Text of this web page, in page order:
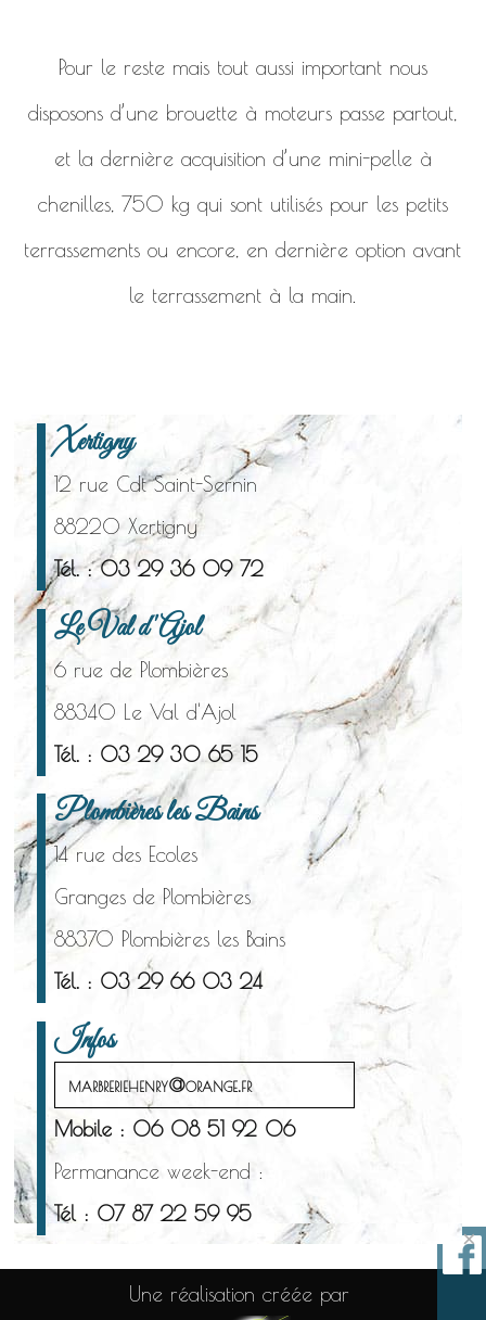
Pour le reste mais tout aussi important nous
disposons d’une brouette à moteurs passe partout,
et la dernière acquisition d’une mini-pelle à
chenilles, 750 kg qui sont utilisés pour les petits
terrassements ou encore, en dernière option avant
le terrassement à la main.
Xertigny
12 rue Cdt Saint-Sernin
88220 Xertigny
Tél. : 03 29 36 09 72
Le Val d'Ajol
6 rue de Plombières
88340 Le Val d'Ajol
Tél. : 03 29 30 65 15
Plombières les Bains
14 rue des Ecoles
Granges de Plombières
88370 Plombières les Bains
Tél. : 03 29 66 03 24
Infos
marbreriehenry@orange.fr
Mobile : 06 08 51 92 06
Permanance week-end :
Tél : 07 87 22 59 95
Une réalisation créée par
×